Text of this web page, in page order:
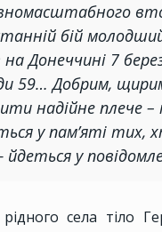
бій
Донеччині 7
59… Добрим,
надійне плече
у пам’яті тих,
у
села тіло